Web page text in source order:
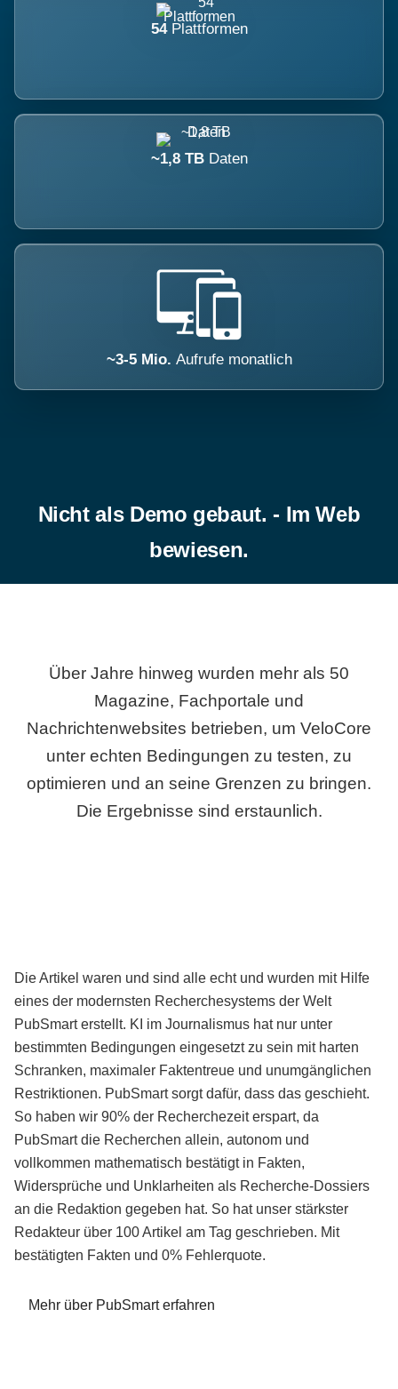
54 Plattformen
~1,8 TB Daten
~3-5 Mio. Aufrufe monatlich
Nicht als Demo gebaut. - Im Web
bewiesen.
Über Jahre hinweg wurden mehr als 50
Magazine, Fachportale und
Nachrichtenwebsites betrieben, um VeloCore
unter echten Bedingungen zu testen, zu
optimieren und an seine Grenzen zu bringen.
Die Ergebnisse sind erstaunlich.
Die Artikel waren und sind alle echt und wurden mit Hilfe
eines der modernsten Recherchesystems der Welt
PubSmart erstellt. KI im Journalismus hat nur unter
bestimmten Bedingungen eingesetzt zu sein mit harten
Schranken, maximaler Faktentreue und unumgänglichen
Restriktionen. PubSmart sorgt dafür, dass das geschieht.
So haben wir 90% der Recherchezeit erspart, da
PubSmart die Recherchen allein, autonom und
vollkommen mathematisch bestätigt in Fakten,
Widersprüche und Unklarheiten als Recherche-Dossiers
an die Redaktion gegeben hat. So hat unser stärkster
Redakteur über 100 Artikel am Tag geschrieben. Mit
bestätigten Fakten und 0% Fehlerquote.
Mehr über PubSmart erfahren